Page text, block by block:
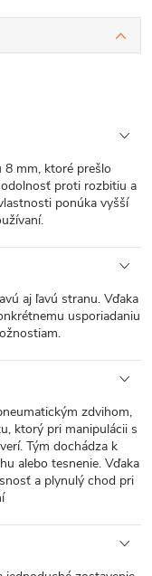
8 mm, ktoré prešlo
proti rozbitiu a
ponúka vyšší
aj ľavú stranu. Vďaka
usporiadaniu
zdvihom,
ktorý pri manipulácii s
Tým dochádza k
alebo tesnenie. Vďaka
a plynulý chod pri